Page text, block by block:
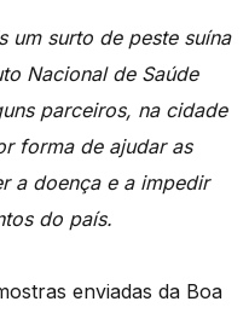
um surto de peste suína
Nacional de Saúde
parceiros, na cidade
forma de ajudar as
a doença e a impedir
do país.
enviadas da Boa